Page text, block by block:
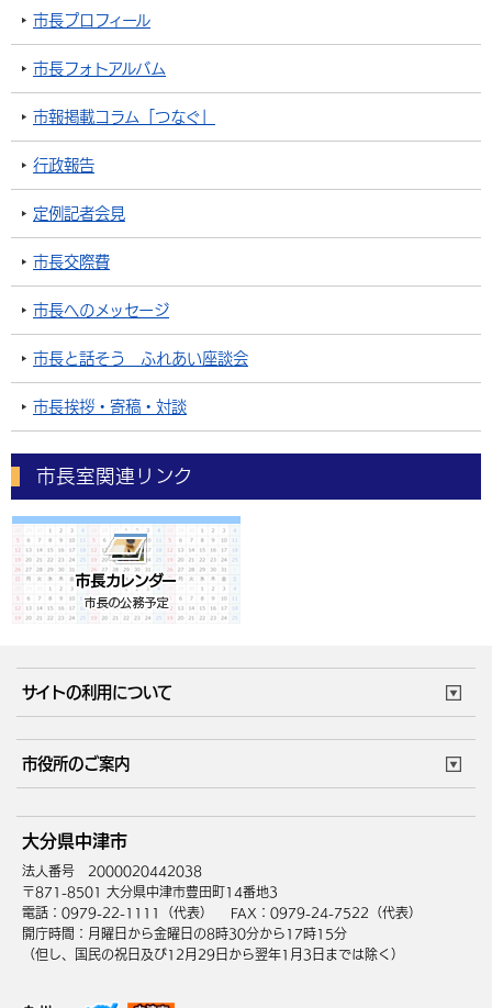
市長プロフィール
市長フォトアルバム
市報掲載コラム「つなぐ」
行政報告
定例記者会見
市長交際費
市長へのメッセージ
市長と話そう ふれあい座談会
市長挨拶・寄稿・対談
市長室関連リンク
サイトの利用について
サイトマップ
市役所のご案内
庁舎地図 組織案内
中津市へのアクセス
大分県中津市
法人番号 2000020442038
〒871-8501 大分県中津市豊田町14番地3
電話：0979-22-1111（代表）
FAX：0979-24-7522（代表）
開庁時間：月曜日から金曜日の8時30分から17時15分
（但し、国民の祝日及び12月29日から翌年1月3日までは除く）